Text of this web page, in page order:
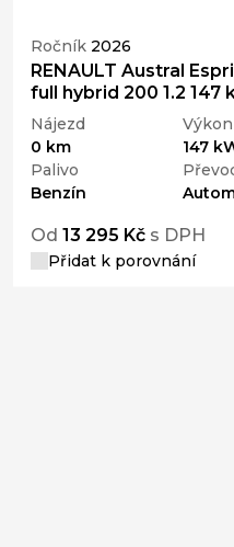
Ročník 2026
RENAULT Austral
full hybrid 200 1.2 147
Nájezd
0 km
Výkon
147
Palivo
Benzín
Od 13 295 Kčs DPH
Přidat k porovnání